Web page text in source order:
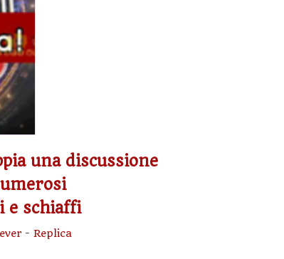
una discussione
e schiaffi
- Replica